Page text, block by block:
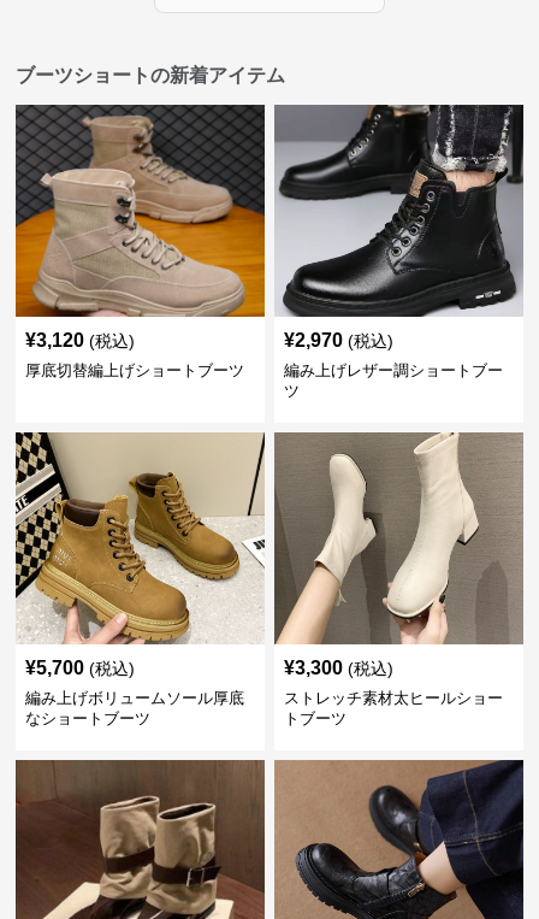
ブーツショートの新着アイテム
¥3,120 (税込)
厚底切替編上げショートブーツ
¥2,970 (税込)
編み上げレザー調ショートブー
ツ
¥5,700 (税込)
編み上げボリュームソール厚底
なショートブーツ
¥3,300 (税込)
ストレッチ素材太ヒールショー
トブーツ